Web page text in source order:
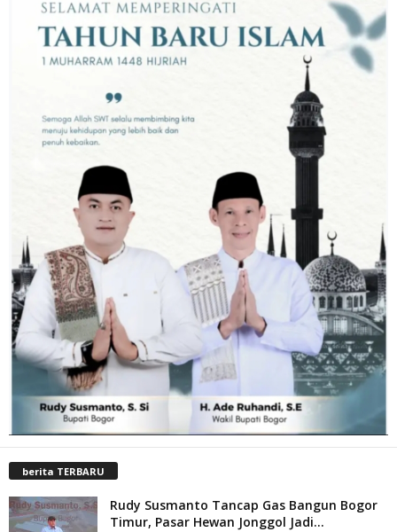
berita TERBARU
Rudy Susmanto Tancap Gas Bangun Bogor
Timur, Pasar Hewan Jonggol Jadi...